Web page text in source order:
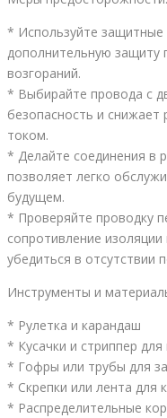
* Используйте
дополнительную защиту
возгораний.
* Выбирайте провода с
безопасность и снижает
током.
* Делайте соединения в
позволяет легко
будущем.
* Проверяйте проводку
сопротивление
убедиться в отсутствии
Инструменты и
* Рулетка и карандаш
* Кусачки и стриппер
* Гофры или трубы для
* Скрепки или лента для
* Распределительные